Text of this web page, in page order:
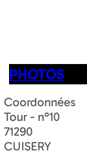
PHOTOS
Coordonnées
Tour - n°10
71290
CUISERY